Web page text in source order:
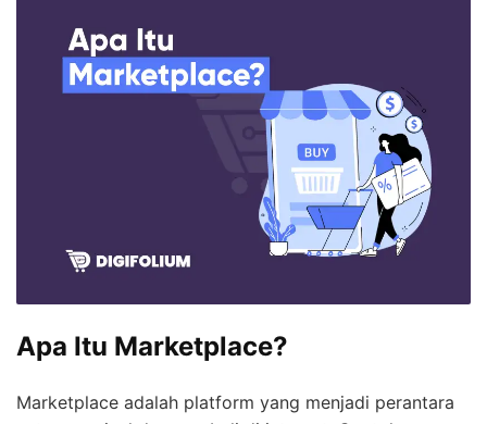
Apa Itu Marketplace?
Marketplace adalah platform yang menjadi perantara